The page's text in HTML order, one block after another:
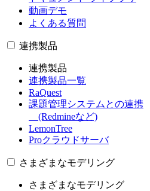
動画デモ
よくある質問
連携製品
連携製品
連携製品一覧
RaQuest
課題管理システムとの連携
(Redmineなど)
LemonTree
Proクラウドサーバ
さまざまなモデリング
さまざまなモデリング